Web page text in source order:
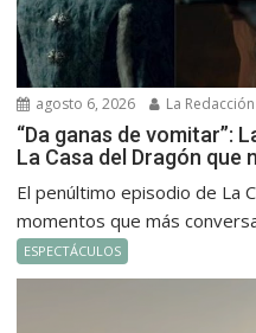
agosto 6, 2026 La Redacción
“Da ganas de vomitar”:
La Casa del Dragón que
El penúltimo episodio de La
momentos que más
ESPECTÁCULOS